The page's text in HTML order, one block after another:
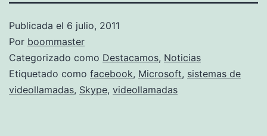
Publicada el 6 julio, 2011
Por boommaster
Categorizado como Destacamos, Noticias
Etiquetado como facebook, Microsoft, sistemas de
videollamadas, Skype, videollamadas